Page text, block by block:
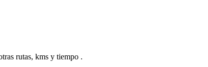
rutas, kms y tiempo .